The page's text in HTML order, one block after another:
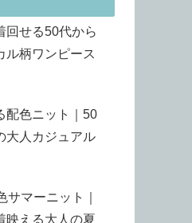
回せる50代から
ル柄ワンピース
配色ニット｜50
大人カジュアル
マーニット｜
映える大人の夏